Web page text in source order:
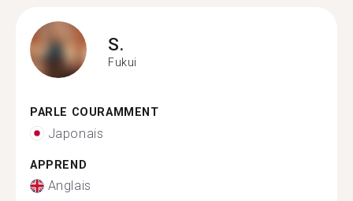
S.
Fukui
PARLE COURAMMENT
Japonais
APPREND
Anglais